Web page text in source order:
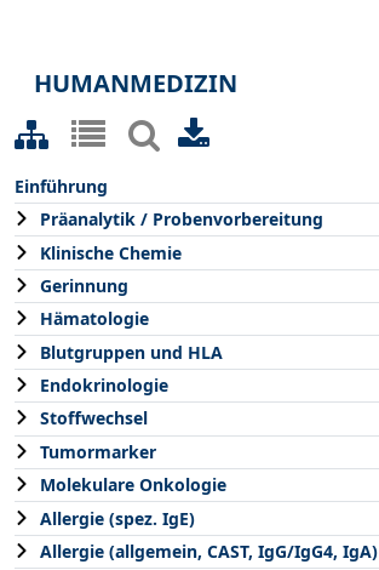
HUMANMEDIZIN
Einführung
Präanalytik / Probenvorbereitung
Klinische Chemie
Gerinnung
Hämatologie
Blutgruppen und HLA
Endokrinologie
Stoffwechsel
Tumormarker
Molekulare Onkologie
Allergie (spez. IgE)
Allergie (allgemein, CAST, IgG/IgG4, IgA)